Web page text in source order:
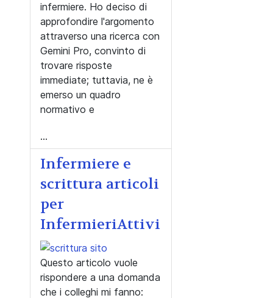
infermiere. Ho deciso di
approfondire l'argomento
attraverso una ricerca con
Gemini Pro, convinto di
trovare risposte
immediate; tuttavia, ne è
emerso un quadro
normativo e
...
Infermiere e
scrittura articoli
per
InfermieriAttivi
Questo articolo vuole
rispondere a una domanda
che i colleghi mi fanno: